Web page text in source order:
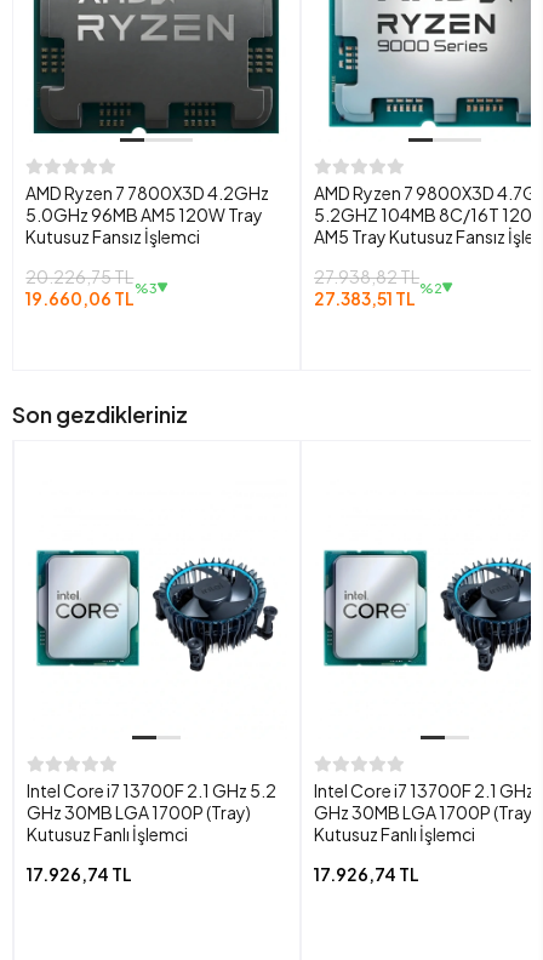
AMD Ryzen 7 7800X3D 4.2GHz
5.0GHz 96MB AM5 120W Tray
Kutusuz Fansız İşlemci
20.226,75 TL
19.660,06 TL%3
AMD Ryzen 7 9800X3D
5.2GHZ 104MB 8C/16T
AM5 Tray Kutusuz Fansız
27.938,82 TL
27.383,51 TL %2
Son gezdikleriniz
Intel Core i7 13700F 2.1 GHz 5.2
GHz 30MB LGA 1700P (Tray)
Kutusuz Fanlı İşlemci
17.926,74 TL
Intel Core i7 13700F 2.1 GHz
GHz 30MB LGA 1700P (Tray)
Kutusuz Fanlı İşlemci
17.926,74 TL